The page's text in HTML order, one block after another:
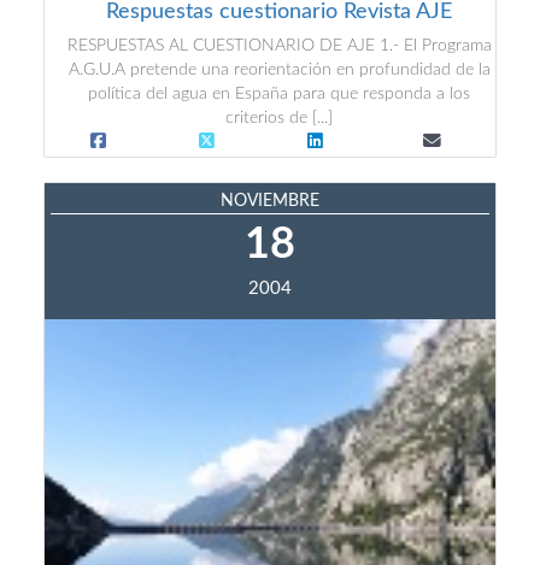
Respuestas cuestionario Revista AJE
RESPUESTAS AL CUESTIONARIO DE AJE 1.- El Programa
A.G.U.A pretende una reorientación en profundidad de la
política del agua en España para que responda a los
criterios de [...]
NOVIEMBRE
18
2004